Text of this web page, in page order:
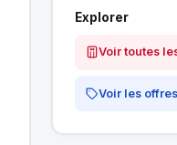
Explorer